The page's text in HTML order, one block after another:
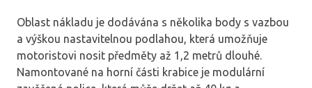
Oblast nákladu je dodávána s několika body s vazbou
a výškou nastavitelnou podlahou, která umožňuje
motoristovi nosit předměty až 1,2 metrů dlouhé.
Namontované na horní části krabice je modulární